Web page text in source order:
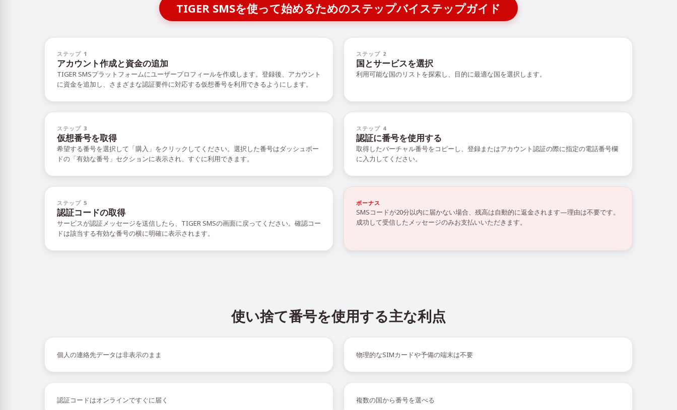
TIGER SMSを使って始めるためのステップバイステップガイド
ステップ 1
アカウント作成と資金の追加
TIGER SMSプラットフォームにユーザープロフィールを作成します。登録後、アカウント
に資金を追加し、さまざまな認証要件に対応する仮想番号を利用できるようにします。
ステップ 2
国とサービスを選択
利用可能な国のリストを探索し、目的に最適な国を選択します。
ステップ 3
仮想番号を取得
希望する番号を選択して「購入」をクリックしてください。選択した番号はダッシュボー
ドの「有効な番号」セクションに表示され、すぐに利用できます。
ステップ 4
認証に番号を使用する
取得したバーチャル番号をコピーし、登録またはアカウント認証の際に指定の電話番号欄
に入力してください。
ステップ 5
認証コードの取得
サービスが認証メッセージを送信したら、TIGER SMSの画面に戻ってください。確認コー
ドは該当する有効な番号の横に明確に表示されます。
ボーナス
SMSコードが20分以内に届かない場合、残高は自動的に返金されます—理由は不要です。
成功して受信したメッセージのみお支払いいただきます。
使い捨て番号を使用する主な利点
個人の連絡先データは非表示のまま 物理的なSIMカードや予備の端末は不要
認証コードはオンラインですぐに届く 複数の国から番号を選べる